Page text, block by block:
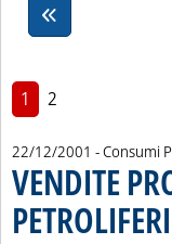
1 2
22/12/2001 - Consumi
VENDITE